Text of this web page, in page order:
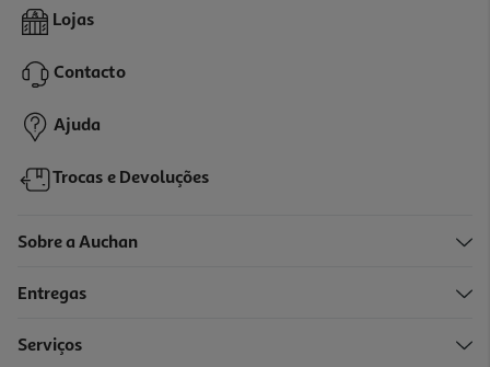
Teclado C/ Fios Trust Primo
13,99 €
Lojas
Contacto
Ajuda
Trocas e Devoluções
Sobre a Auchan
Entregas
Serviços